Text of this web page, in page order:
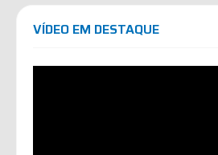
VÍDEO EM DESTAQUE